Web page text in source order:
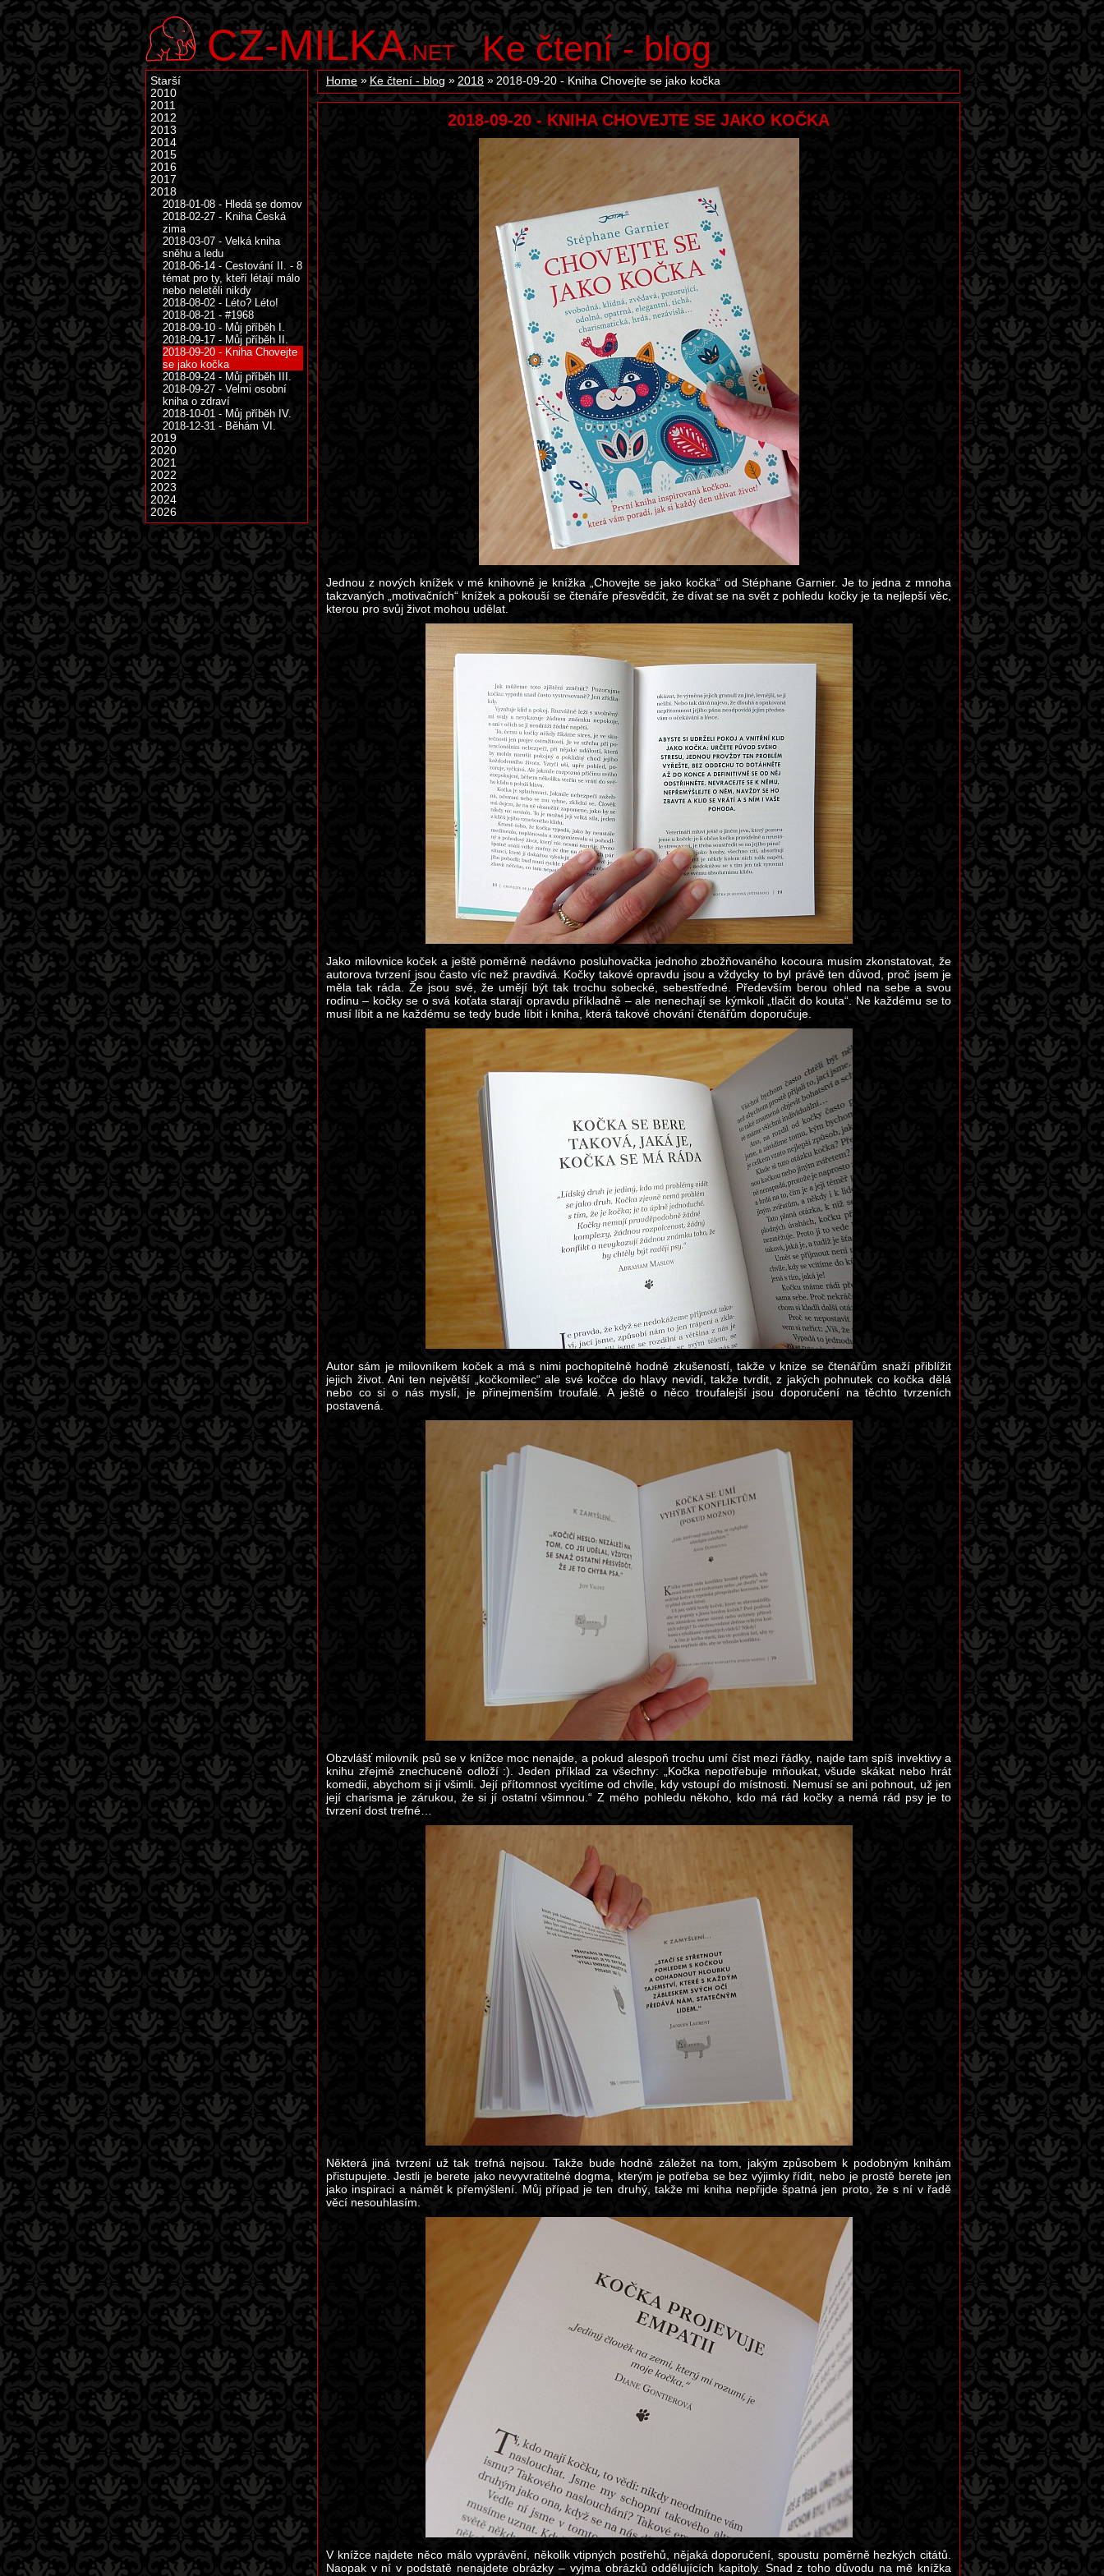
CZ-MILKA.NET Ke čtení - blog
Home Ke čtení - blog 2018 2018-09-20 - Kniha Chovejte se jako kočka
2018-09-20 - KNIHA CHOVEJTE SE JAKO KOČKA
Jednou z nových knížek v mé knihovně je knížka „Chovejte se jako kočka“ od Stéphane Garnier. Je to jedna z mnoha
takzvaných „motivačních“ knížek a pokouší se čtenáře přesvědčit, že dívat se na svět z pohledu kočky je ta nejlepší věc,
kterou pro svůj život mohou udělat.
Jako milovnice koček a ještě poměrně nedávno posluhovačka jednoho zbožňovaného kocoura musím zkonstatovat, že
autorova tvrzení jsou často víc než pravdivá. Kočky takové opravdu jsou a vždycky to byl právě ten důvod, proč jsem je
měla tak ráda. Že jsou své, že umějí být tak trochu sobecké, sebestředné. Především berou ohled na sebe a svou
rodinu – kočky se o svá koťata starají opravdu příkladně – ale nenechají se kýmkoli „tlačit do kouta“. Ne každému se to
musí líbit a ne každému se tedy bude líbit i kniha, která takové chování čtenářům doporučuje.
Autor sám je milovníkem koček a má s nimi pochopitelně hodně zkušeností, takže v knize se čtenářům snaží přiblížit
jejich život. Ani ten největší „kočkomilec“ ale své kočce do hlavy nevidí, takže tvrdit, z jakých pohnutek co kočka dělá
nebo co si o nás myslí, je přinejmenším troufalé. A ještě o něco troufalejší jsou doporučení na těchto tvrzeních
postavená.
Obzvlášť milovník psů se v knížce moc nenajde, a pokud alespoň trochu umí číst mezi řádky, najde tam spíš invektivy a
knihu zřejmě znechuceně odloží :). Jeden příklad za všechny: „Kočka nepotřebuje mňoukat, všude skákat nebo hrát
komedii, abychom si jí všimli. Její přítomnost vycítíme od chvíle, kdy vstoupí do místnosti. Nemusí se ani pohnout, už jen
její charisma je zárukou, že si jí ostatní všimnou.“ Z mého pohledu někoho, kdo má rád kočky a nemá rád psy je to
tvrzení dost trefné…
Některá jiná tvrzení už tak trefná nejsou. Takže bude hodně záležet na tom, jakým způsobem k podobným knihám
přistupujete. Jestli je berete jako nevyvratitelné dogma, kterým je potřeba se bez výjimky řídit, nebo je prostě berete jen
jako inspiraci a námět k přemýšlení. Můj případ je ten druhý, takže mi kniha nepřijde špatná jen proto, že s ní v řadě
věcí nesouhlasím.
V knížce najdete něco málo vyprávění, několik vtipných postřehů, nějaká doporučení, spoustu poměrně hezkých citátů.
Naopak v ní v podstatě nenajdete obrázky – vyjma obrázků oddělujících kapitoly. Snad z toho důvodu na mě knížka
Starší
2010
2011
2012
2013
2014
2015
2016
2017
2018
2018-01-08 - Hledá se domov
2018-02-27 - Kniha Česká
zima
2018-03-07 - Velká kniha
sněhu a ledu
2018-06-14 - Cestování II. - 8
témat pro ty, kteří létají málo
nebo neletěli nikdy
2018-08-02 - Léto? Léto!
2018-08-21 - #1968
2018-09-10 - Můj příběh I.
2018-09-17 - Můj příběh II.
2018-09-20 - Kniha Chovejte
se jako kočka
2018-09-24 - Můj příběh III.
2018-09-27 - Velmi osobní
kniha o zdraví
2018-10-01 - Můj příběh IV.
2018-12-31 - Běhám VI.
2019
2020
2021
2022
2023
2024
2026